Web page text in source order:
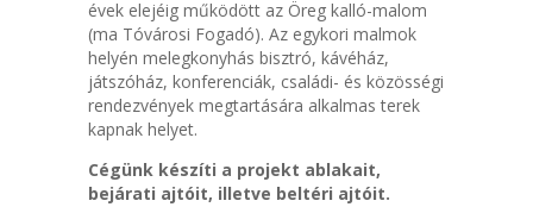
évek elejéig működött az Öreg kalló-malom
(ma Tóvárosi Fogadó). Az egykori malmok
helyén melegkonyhás bisztró, kávéház,
játszóház, konferenciák, családi- és közösségi
rendezvények megtartására alkalmas terek
kapnak helyet.
Cégünk készíti a projekt ablakait,
bejárati ajtóit, illetve beltéri ajtóit.